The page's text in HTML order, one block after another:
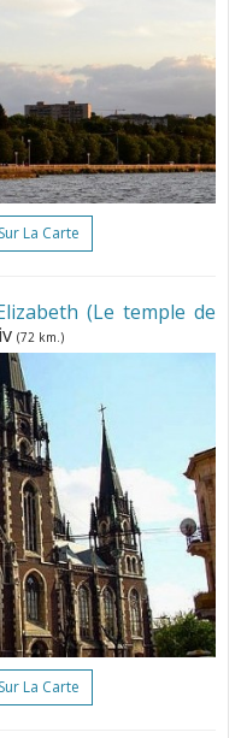
La Carte
(Le temple de
(72 km.)
La Carte